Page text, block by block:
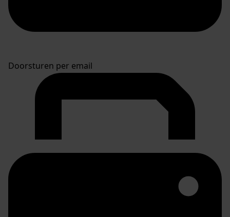
Doorsturen per email